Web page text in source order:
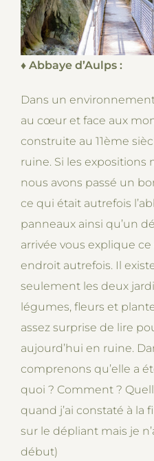
♦ Abbaye d’Aulps :
Dans un
au cœur et face aux
construite au 11ème
ruine. Si les expositions
nous avons passé un
ce qui était autrefois
panneaux ainsi qu’un
arrivée vous explique
endroit autrefois. Il
seulement les deux
légumes, fleurs et
assez surprise de lire
aujourd’hui en ruine.
comprenons qu’elle a
quoi ? Comment ?
quand j’ai constaté à la
sur le dépliant mais je
début)